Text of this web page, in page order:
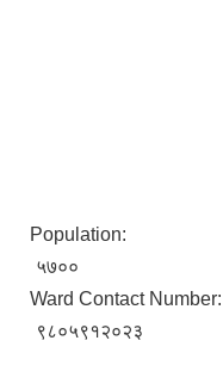
Population:
५७००
Ward Contact Number:
९८०५९१२०२३